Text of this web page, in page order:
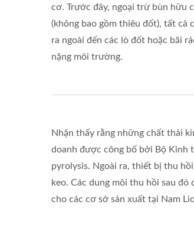
cơ. Trước đây, ngoại trừ bùn hữu
(không bao gồm thiêu đốt), tất cả
ra ngoài đến các lò đốt hoặc bãi
nặng môi trường.
Nhận thấy rằng những chất thải
doanh được công bố bởi Bộ Kinh
pyrolysis. Ngoài ra, thiết bị thu
keo. Các dung môi thu hồi sau
cho các cơ sở sản xuất tại Nam